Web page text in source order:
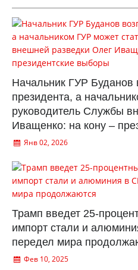
Начальник ГУР Буданов
президента, а
руководитель Службы
Иващенко: на кону –
Янв 02, 2026
Трамп введет 25-
импорт стали и
передел мира
Фев 10, 2025